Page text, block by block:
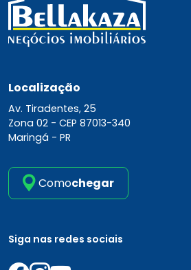
Localização
Av. Tiradentes, 25
Zona 02 - CEP 87013-340
Maringá - PR
Comochegar
Siga nas redes sociais